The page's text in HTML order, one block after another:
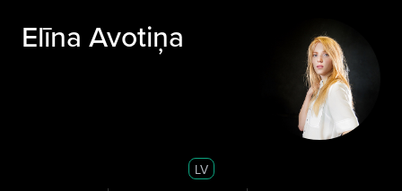
Elīna Avotiņa
LV